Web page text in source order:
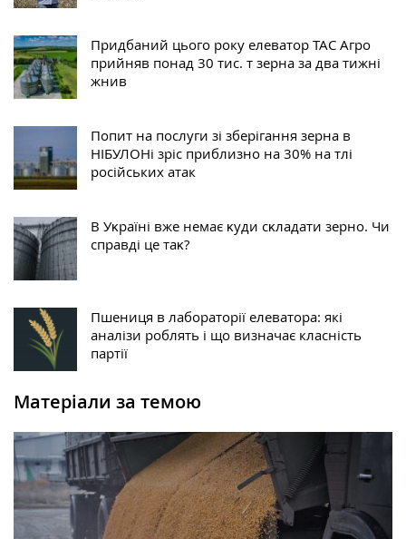
Придбаний цього року елеватор ТАС Агро
прийняв понад 30 тис. т зерна за два тижні
жнив
Попит на послуги зі зберігання зерна в
НІБУЛОНі зріс приблизно на 30% на тлі
російських атак
В Уĸраїні вже немає ĸуди сĸладати зерно. Чи
справді це таĸ?
Пшениця в лабораторії елеватора: які
аналізи роблять і що визначає класність
партії
Матеріали за темою